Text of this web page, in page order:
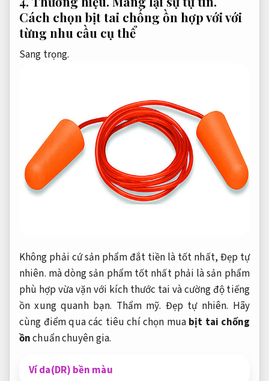
Cách chọn bịt tai chống ồn hợp với với
từng nhu cầu cụ thể
Sang trọng.
Không phải cứ sản phẩm đắt tiền là tốt nhất, Đẹp tự
nhiên. mà dòng sản phẩm tốt nhất phải là sản phẩm
phù hợp vừa vặn với kích thước tai và cường độ tiếng
ồn xung quanh bạn. Thẩm mỹ. Đẹp tự nhiên. Hãy
cùng điểm qua các tiêu chí chọn mua bịt tai chống
ồnchuẩn chuyên gia.
Ví da(DR) bền màu